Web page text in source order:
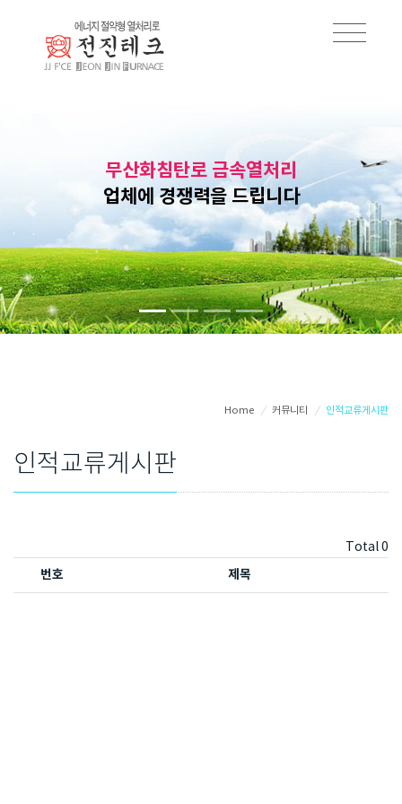
무산화침탄로 금속열처리
업체에 경쟁력을 드립니다
Home / 커뮤니티 / 인적교류게시판
인적교류게시판
Total 0
번호 제목